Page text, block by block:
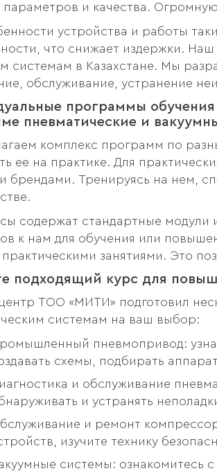
параметров и качества.
устройства и работы
что снижает издержки.
системам в Казахстане. Мы
обслуживание, устранение
программы
пневматические и
комплекс программ по
ее на практике. Для
брендами. Тренируясь на нем,
содержат стандартные модули
к нам для обучения или
занятиями. Это
подходящий курс для
ТОО «МИТИ» подготовил
системам на ваш выбор:
пневмопривод:
схемы, подбирать
и обслуживание
и устранять
и ремонт
изучите технику
системы: ознакомитесь